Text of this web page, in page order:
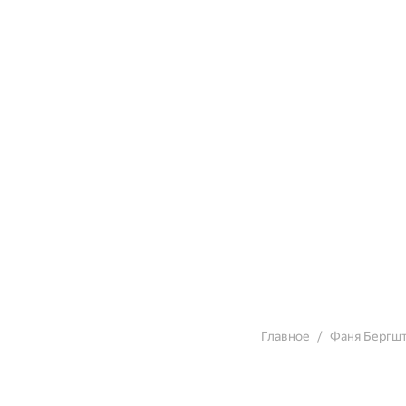
Главное Фаня